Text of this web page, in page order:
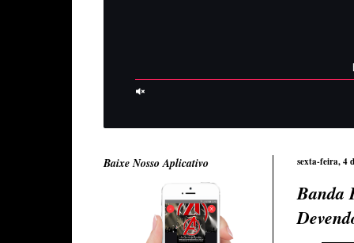
sexta-feira, 4
Banda
Baixe Nosso Aplicativo